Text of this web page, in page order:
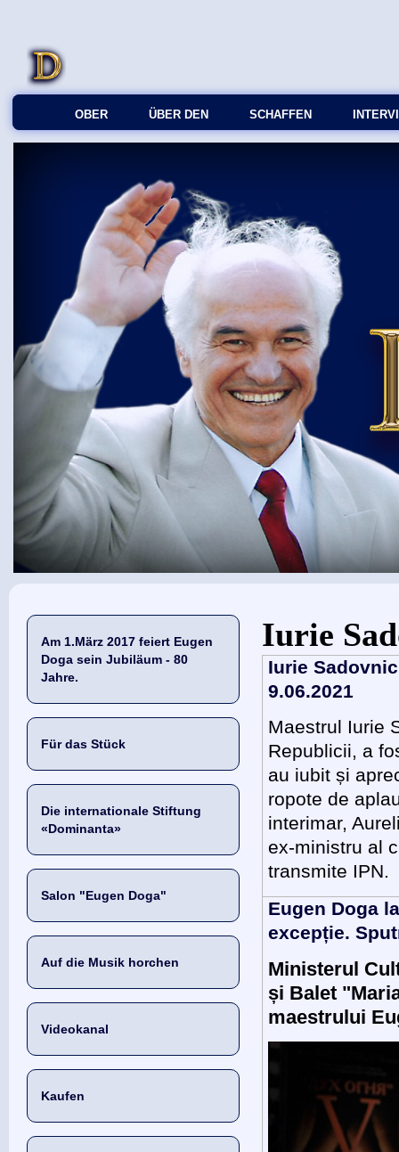
OBER ÜBER DEN SCHAFFEN
Am 1.März 2017 feiert Eugen
Doga sein Jubiläum - 80
Jahre.
Für das Stück
Die internationale Stiftung
«Dominanta»
Salon "Eugen Doga"
Auf die Musik horchen
Videokanal
Kaufen
Sie sind hier
Iurie
Iurie
9.06.2021
Maestrul Iurie
Republicii, a
au iubit și
ropote de
interimar,
ex-ministru al
transmite IPN.
Eugen Doga
excepție.
Ministerul
și Balet
maestrului